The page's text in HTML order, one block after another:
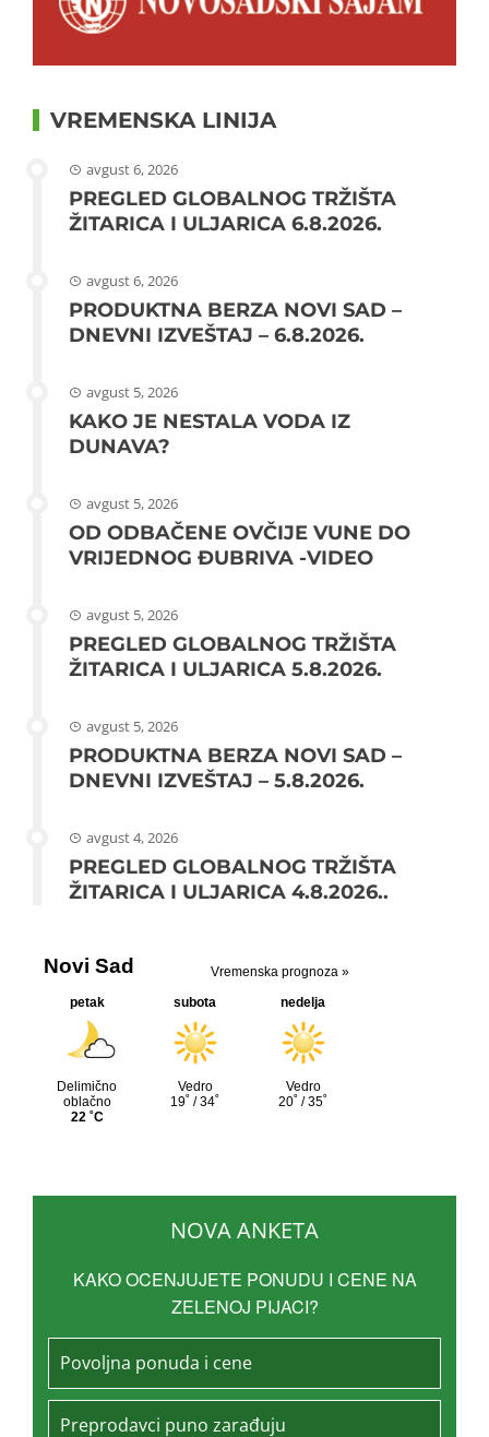
VREMENSKA LINIJA
avgust 6, 2026
PREGLED GLOBALNOG TRŽIŠTA
ŽITARICA I ULJARICA 6.8.2026.
avgust 6, 2026
PRODUKTNA BERZA NOVI SAD –
DNEVNI IZVEŠTAJ – 6.8.2026.
avgust 5, 2026
KAKO JE NESTALA VODA IZ
DUNAVA?
avgust 5, 2026
OD ODBAČENE OVČIJE VUNE DO
VRIJEDNOG ĐUBRIVA -VIDEO
avgust 5, 2026
PREGLED GLOBALNOG TRŽIŠTA
ŽITARICA I ULJARICA 5.8.2026.
avgust 5, 2026
PRODUKTNA BERZA NOVI SAD –
DNEVNI IZVEŠTAJ – 5.8.2026.
avgust 4, 2026
PREGLED GLOBALNOG TRŽIŠTA
ŽITARICA I ULJARICA 4.8.2026..
NOVA ANKETA
KAKO OCENJUJETE PONUDU I CENE NA
ZELENOJ PIJACI?
Povoljna ponuda i cene
Preprodavci puno zarađuju